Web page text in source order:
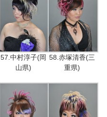
57.中村淳子(岡
山県)
58.赤塚清香(三
重県)